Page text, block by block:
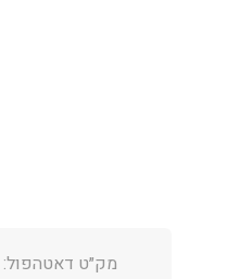
מק״ט דאטהפול: